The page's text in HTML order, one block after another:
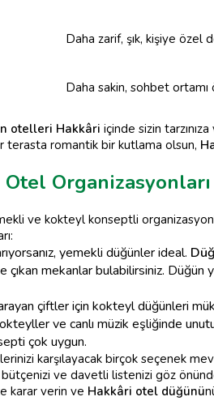
Daha zarif, şık, kişiye özel
Daha sakin, sohbet ortamı
otelleri Hakkâri içinde sizin
terasta romantik bir kutlama olsun,
Organizasyonları
ve kokteyl konseptli
yemekli düğünler ideal.
mekanlar bulabilirsiniz.
çiftler için kokteyl düğünleri
ve canlı müzik eşliğinde
çok uygun.
karşılayacak birçok seçenek
ve davetli listenizi göz
karar verin ve Hakkâri otel düğünü